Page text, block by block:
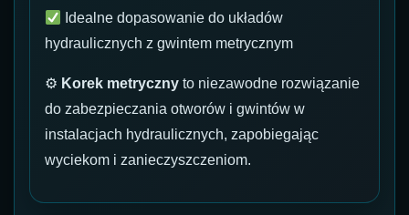
Idealne dopasowanie do układów
hydraulicznych z gwintem metrycznym
⚙ Korek metryczny to niezawodne rozwiązanie
do zabezpieczania otworów i gwintów w
instalacjach hydraulicznych, zapobiegając
wyciekom i zanieczyszczeniom.